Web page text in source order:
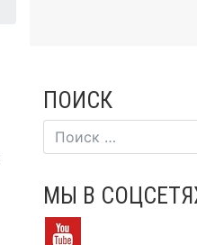
ПОИСК
МЫ В